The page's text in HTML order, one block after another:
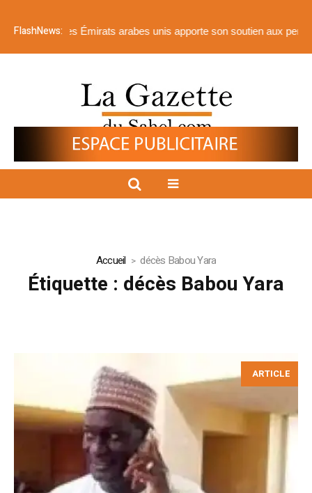
FlashNews:des Émirats arabes unis apporte son soutien aux
Accueil décès Babou Yara
Étiquette : décès Babou Yara
ARTICLE